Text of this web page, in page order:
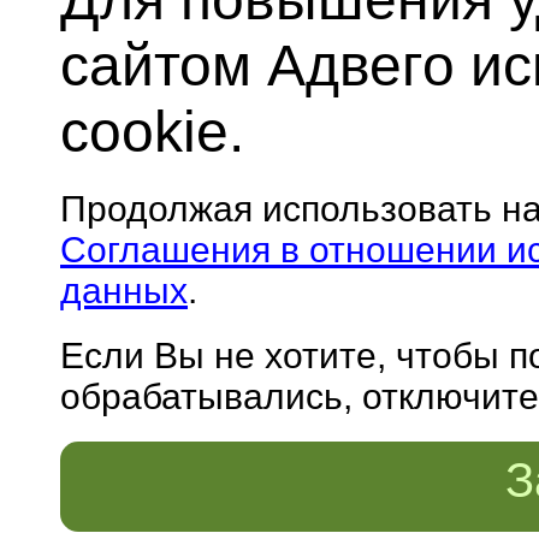
сайтом Адвего
cookie.
Продолжая использовать
Соглашения в отношении
данных.
Если Вы не хотите, чтобы
обрабатывались,